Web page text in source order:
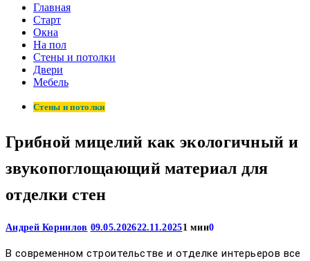
Главная
Старт
Окна
На пол
Стены и потолки
Двери
Мебель
Стены и потолки
Грибной мицелий как экологичный и
звукопоглощающий материал для
отделки стен
Андрей Корнилов 09.05.202622.11.20251 мин0
В современном строительстве и отделке интерьеров все